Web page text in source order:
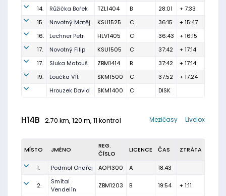
14. Růžička Bořek TZL1404 B 28:01
+ 7:33
15.
Novotný Matěj KSU1525 C 36:15
+ 15:47
16.
Lechner Petr HLV1405 C 36:43
+ 16:15
17.
Novotný Filip KSU1505 C 37:42
+ 17:14
17.
Sluka Matouš ZBM1414 B 37:42
+ 17:14
19.
Loučka Vít SKM1500 C 37:52
+ 17:24
Hrouzek David
SKM1400 C DISK
H14B 2.70 km, 120 m, 11 kontrol Livelox
Mezičasy
MÍSTO JMÉNO
REG.
ČÍSLO
LICENCE ČAS ZTRÁTA
1. Podmol Ondřej AOP1300 A 18:43
2.
Smítal
Vendelín
ZBM1203 B 19:54 + 1:11